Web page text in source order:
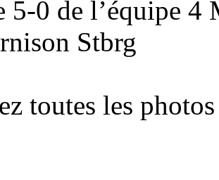
5-0 de l’équipe 4
Stbrg
toutes les